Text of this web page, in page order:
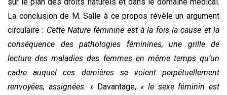
La conclusion de M. Salle à ce propos révèle un argument
circulaire : Cette Nature féminine est à la fois la cause et la
conséquence des pathologies féminines, une grille de
lecture des maladies des femmes en même temps qu’un
cadre auquel ces dernières se voient perpétuellement
renvoyées, assignées. »Davantage, « le sexe féminin est